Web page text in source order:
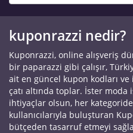
kuponrazzi nedir?
Kuponrazzi, online alışveriş
bir paparazzi gibi çalışır,
ait en güncel kupon kodları
çatı altında toplar. İster
ihtiyaçlar olsun, her
kullanıcılarıyla buluşturan
bütçeden tasarruf etmeyi